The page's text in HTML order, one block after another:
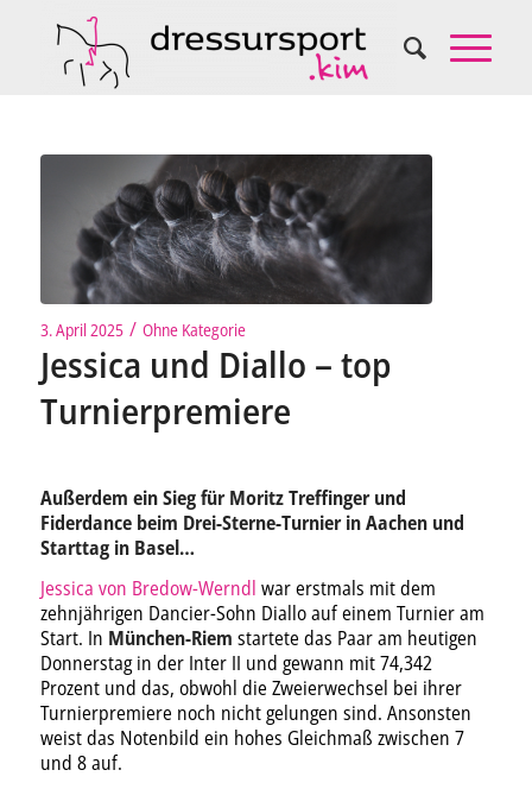
3. April 2025 / Ohne Kategorie
Jessica und Diallo – top
Turnierpremiere
Außerdem ein Sieg für Moritz Treffinger und
Fiderdance beim Drei-Sterne-Turnier in Aachen und
Starttag in Basel…
Jessica von Bredow-Werndl war erstmals mit dem
zehnjährigen Dancier-Sohn Diallo auf einem Turnier am
Start. In München-Riem startete das Paar am heutigen
Donnerstag in der Inter II und gewann mit 74,342
Prozent und das, obwohl die Zweierwechsel bei ihrer
Turnierpremiere noch nicht gelungen sind. Ansonsten
weist das Notenbild ein hohes Gleichmaß zwischen 7
und 8 auf.